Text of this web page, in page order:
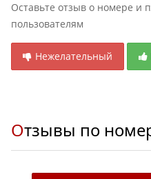
Оставьте отзыв о номере и
пользователям
Нежелательный
Отзывы по